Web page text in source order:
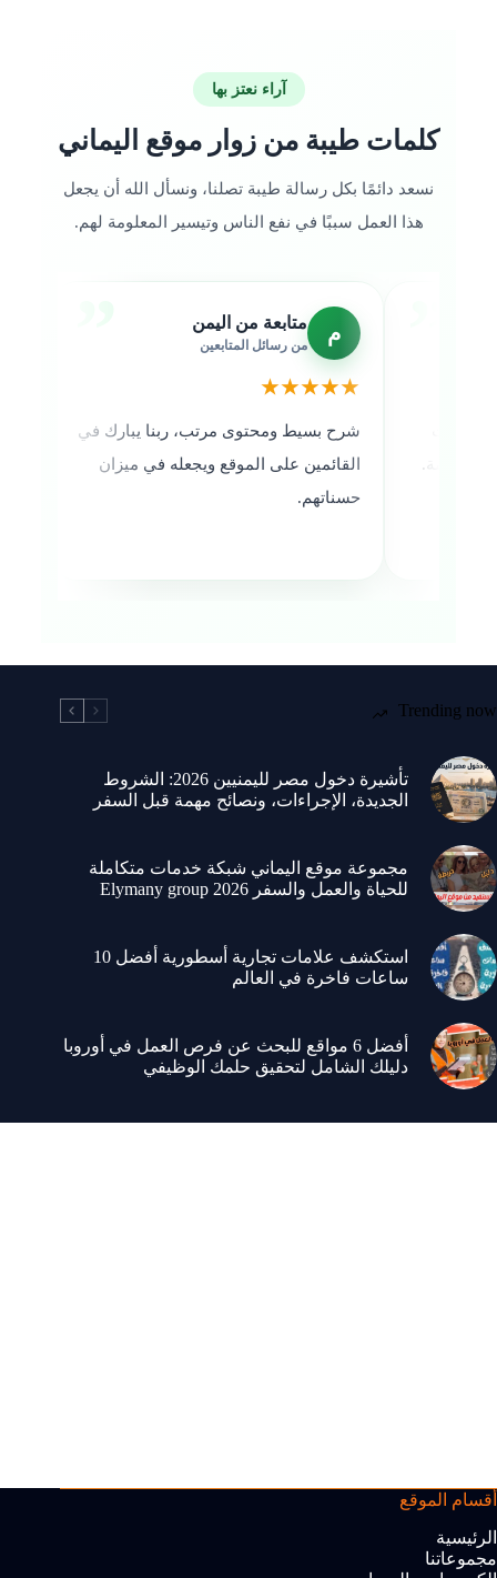
آراء نعتز بها
كلمات طيبة من زوار موقع اليماني
نسعد دائمًا بكل رسالة طيبة تصلنا، ونسأل الله أن يجعل
هذا العمل سببًا في نفع الناس وتيسير المعلومة لهم.
متابعة من اليمن
من رسائل المتابعين
★★★★★
شرح بسيط ومحتوى مرتب، ربنا يبارك في
القائمين على الموقع ويجعله في ميزان
حسناتهم.
Trending now
تأشيرة دخول مصر لليمنيين 2026: الشروط
الجديدة، الإجراءات، ونصائح مهمة قبل السفر
مجموعة موقع اليماني شبكة خدمات متكاملة
للحياة والعمل والسفر 2026 Elymany group
استكشف علامات تجارية أسطورية أفضل 10
ساعات فاخرة في العالم
أفضل 6 مواقع للبحث عن فرص العمل في أوروبا
دليلك الشامل لتحقيق حلمك الوظيفي
أقسام الموقع
الرئيسية
مجموعاتنا